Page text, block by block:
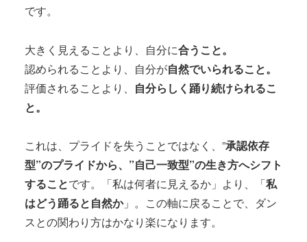
です。
大きく見えることより、自分に合うこと。
認められることより、自分が自然でいられること。
評価されることより、 自分らしく踊り続けられるこ
と。
これは、プライドを失うことではなく、”承認依存
型”のプライドから、”自己一致型”の生き方へシフト
することです。「私は何者に見えるか」より、「私
はどう踊ると自然か」。この軸に戻ることで、ダン
スとの関わり方はかなり楽になります。